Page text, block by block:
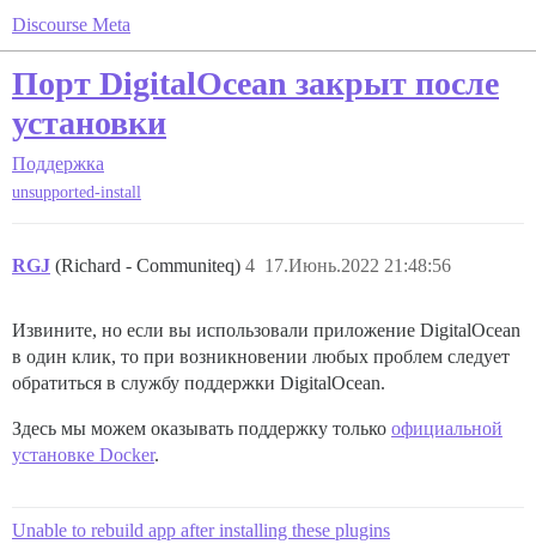
Discourse Meta
Порт DigitalOcean закрыт после
установки
Поддержка
unsupported-install
RGJ (Richard - Communiteq) 17.Июнь.2022 21:48:56
4
Извините, но если вы использовали приложение DigitalOcean
в один клик, то при возникновении любых проблем следует
обратиться в службу поддержки DigitalOcean.
Здесь мы можем оказывать поддержку только официальной
установке Docker.
Unable to rebuild app after installing these plugins